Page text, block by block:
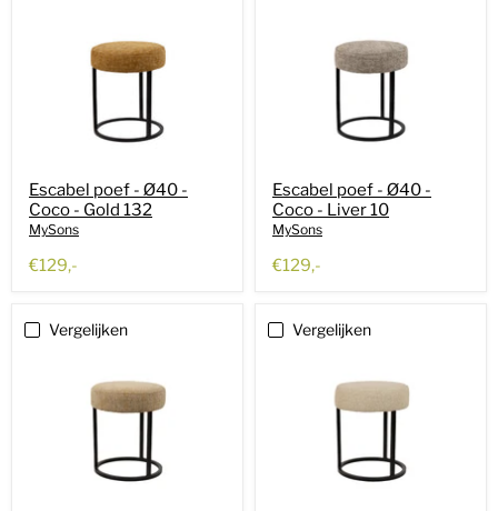
Escabel poef - Ø40 -
Coco - Gold 132
MySons
€129,-
Escabel poef - Ø40 -
Coco - Liver 10
MySons
€129,-
Vergelijken Vergelijken